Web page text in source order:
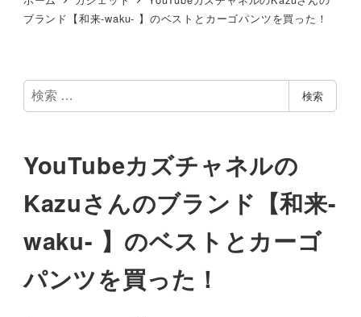
ブランド【和来-waku- 】のベストとカーゴパンツを買った！
検
索
検索
YouTubeカズチャネルの
Kazuさんのブランド【和来-
waku- 】のベストとカーゴ
パンツを買った！